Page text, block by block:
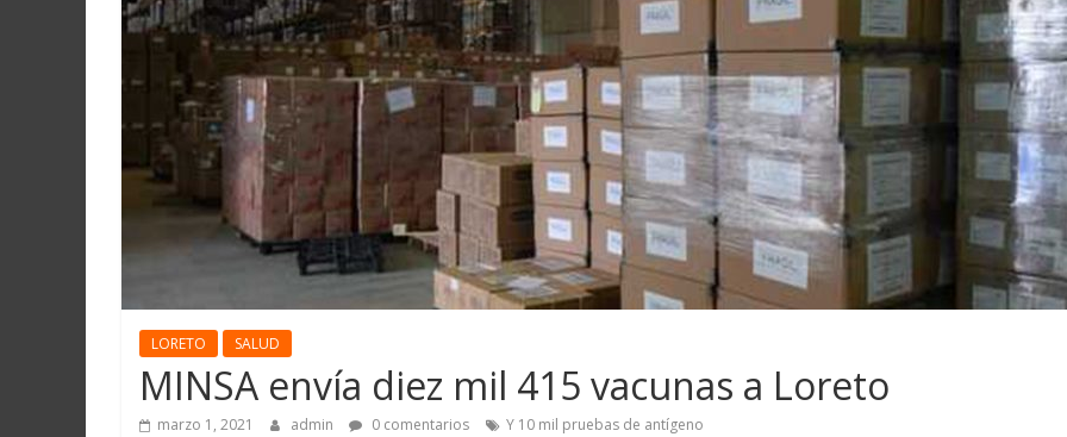
Martín
y
LORETO SALUD
MINSA envía diez mil 415 vacunas a Loreto
marzo 1, 2021 admin 0 comentarios Y 10 mil pruebas de antígeno